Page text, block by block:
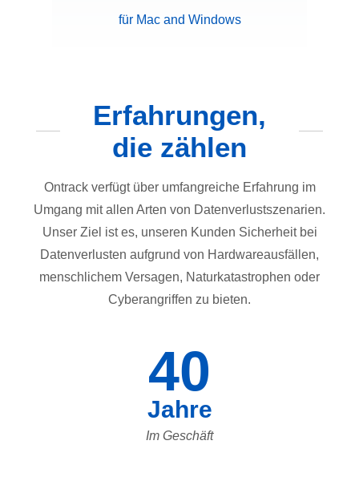
für Mac and Windows
Erfahrungen,
die zählen
Ontrack verfügt über umfangreiche Erfahrung im
Umgang mit allen Arten von Datenverlustszenarien.
Unser Ziel ist es, unseren Kunden Sicherheit bei
Datenverlusten aufgrund von Hardwareausfällen,
menschlichem Versagen, Naturkatastrophen oder
Cyberangriffen zu bieten.
40
Jahre
Im Geschäft